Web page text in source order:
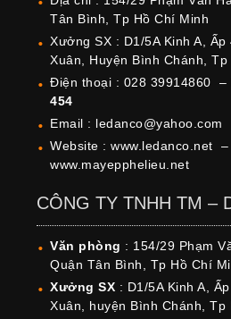
Tân Bình, Tp Hồ Chí Minh
Xưởng SX : D1/5A Kinh A, Ấp
Xuân, Huyện Bình Chánh,
Điện thoại : 028 39914860 –
454
Email : ledanco@yahoo.com
Website : www.ledanco.net –
www.mayepphelieu.net
CÔNG TY TNHH TM –
Văn phòng : 154/29 Phạm
Quận Tân Bình, Tp Hồ Chí
Xưởng SX : D1/5A Kinh A,
Xuân, huyện Bình Chánh, Tp